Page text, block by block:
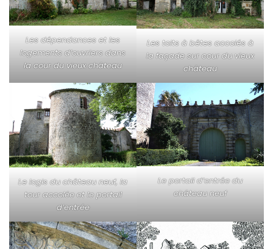
Les dépendances et les
logements d’ouvriers dans
la cour du vieux château
Les toits à bêtes accolés à
la façade sur cour du vieux
château
Le logis du château neuf, la
tour accolée et le portail
d’entrée
Le portail d’entrée du
château neuf